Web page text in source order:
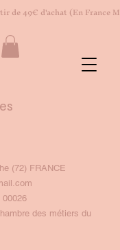
de 49€ d'achat (En France
(72) FRANCE
00026
des métiers du